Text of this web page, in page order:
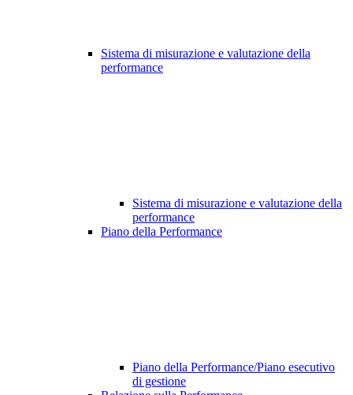
Sistema di misurazione e valutazione della
performance
Sistema di misurazione e valutazione della
performance
Piano della Performance
Piano della Performance/Piano esecutivo
di gestione